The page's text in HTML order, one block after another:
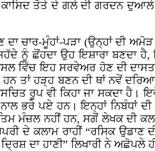
ਕਾਸਿਦ ਤੋਤੇ ਦੇ ਗਲੇ ਦੀ ਗਰਦਨ ਦੁਆਲੇ
ਚਾਰ-ਮੂੰਹਾਂ-ਪੜਾ (ਉਨ੍ਹਾਂ ਦੀ
ਨੂੰ ਛੋਂਹਦਾ ਉਹ ਇਸ਼ਾਰਾ
ਵਿੱਚ ਇਹ ਸਰਵੇਅਰ ਹੋਣ ਦੀ
ਤਾਂ ਹੜ੍ਹ ਬਣਨ ਦੀ ਥਾਂ ਨਵੇਂ
ਰੂਪ ਵੀ ਕਿਹਾ ਜਾ ਸਕਦਾ ਹੈ।
ਭਰੇ ਪਏ ਹਨ। ਇਨ੍ਹਾਂ ਨਿਬੰਧਾਂ
ਮੰਜ਼ਲ ਨਹੀਂ ਹਨ, ਸਗੋਂ ਲੇਖਕ ਦੀ
ਦੇ ਕਲਾਮ ਰਾਹੀਂ “ਰਸਿਕ
ਦਾ ਹਾਣੀ” ਲਿਖਾਰੀ ਨੇ